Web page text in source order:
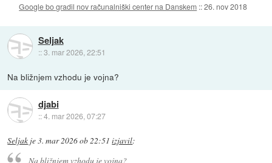
Google bo gradil nov računalniški center na Danskem ::26. nov 2018
Seljak
::3. mar 2026, 22:51
Na bližnjem vzhodu je vojna?
djabi
::4. mar 2026, 07:27
Seljak je3. mar 2026 ob 22:51 izjavil:
Na bližnjem vzhodu je vojna?